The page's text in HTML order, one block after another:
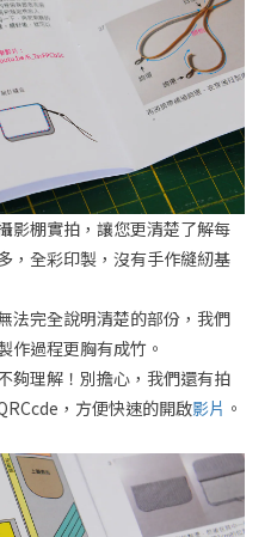
影棚實拍，讓您更清楚了解每
，全彩印製，沒有手作縫紉基
法完全說明清楚的部份，我們
作過程更胸有成竹。
夠理解！別擔心，我們還有拍
，方便快速的開啟影片 。